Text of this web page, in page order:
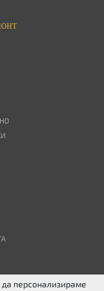
да персонализираме